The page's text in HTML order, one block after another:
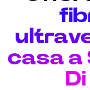
casa a